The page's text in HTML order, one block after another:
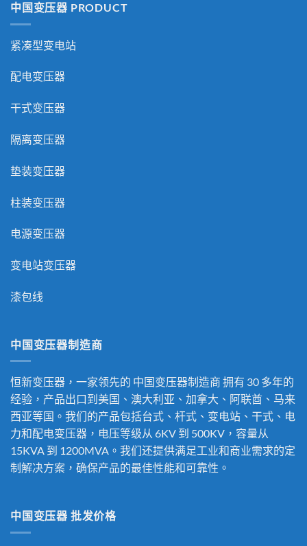
中国变压器 PRODUCT
紧凑型变电站
配电变压器
干式变压器
隔离变压器
垫装变压器
柱装变压器
电源变压器
变电站变压器
漆包线
中国变压器制造商
恒新变压器，一家领先的 中国变压器制造商 拥有 30 多年的
经验，产品出口到美国、澳大利亚、加拿大、阿联酋、马来
西亚等国。我们的产品包括台式、杆式、变电站、干式、电
力和配电变压器，电压等级从 6KV 到 500KV，容量从
15KVA 到 1200MVA。我们还提供满足工业和商业需求的定
制解决方案，确保产品的最佳性能和可靠性。
中国变压器 批发价格